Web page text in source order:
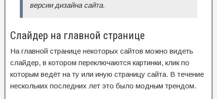
версии дизайна сайта.
Слайдер на главной странице
На главной странице некоторых сайтов можно видеть
слайдер, в котором переключаются картинки, клик по
которым ведёт на ту или иную страницу сайта. В течение
нескольких последних лет это было модным трендом.